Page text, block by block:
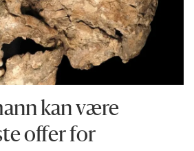
kan være
offer for